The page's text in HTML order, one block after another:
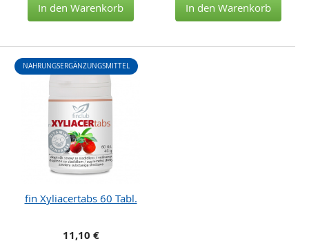
In den Warenkorb In den Warenkorb
fin Xyliacertabs 60 Tabl.
NAHRUNGSERGÄNZUNGSMITTEL
11,10 €